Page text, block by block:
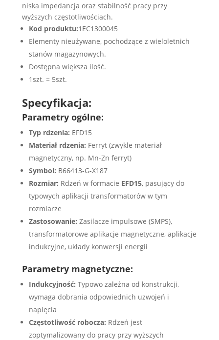
niska impedancja oraz stabilność pracy przy
wyższych częstotliwościach.
Kod produktu:1EC1300045
Elementy nieużywane, pochodzące z wieloletnich
stanów magazynowych.
Dostępna większa ilość.
1szt. = 5szt.
Specyfikacja:
Parametry ogólne:
Typ rdzenia: EFD15
Materiał rdzenia: Ferryt (zwykle materiał
magnetyczny, np. Mn-Zn ferryt)
Symbol: B66413-G-X187
Rozmiar: Rdzeń w formacie EFD15, pasujący do
typowych aplikacji transformatorów w tym
rozmiarze
Zastosowanie: Zasilacze impulsowe (SMPS),
transformatorowe aplikacje magnetyczne, aplikacje
indukcyjne, układy konwersji energii
Parametry magnetyczne:
Indukcyjność: Typowo zależna od konstrukcji,
wymaga dobrania odpowiednich uzwojeń i
napięcia
Częstotliwość robocza: Rdzeń jest
zoptymalizowany do pracy przy wyższych